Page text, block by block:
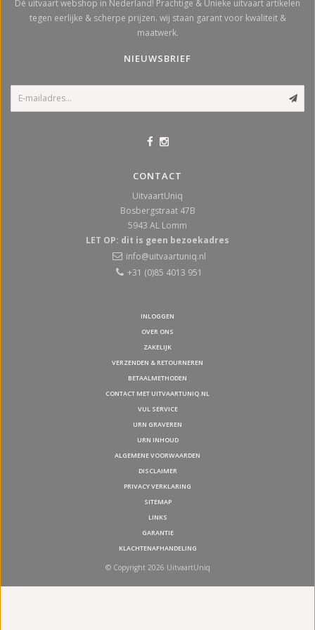
Dé uitvaart webshop in Nederland! Prachtige & Unieke uitvaart artikelen
tegen eerlijke & scherpe prijzen. wij staan garant voor kwaliteit &
maatwerk.
NIEUWSBRIEF
CONTACT
UitvaartUniq
Bosbergstraat 47B
5943 AL Lomm
LET OP: dit is geen bezoekadres
info@uitvaartuniq.nl
+31 (0)85 4013 951
INLOGGEN
OVER ONS
ZAKELIJK
VERZENDEN & RETOURNEREN
BETAALMETHODEN
CONTACT MET UITVAARTUNIQ.NL
VUL SERVICE
URN GRAVEREN
URN INHOUD
ALGEMENE VOORWAARDEN
DISCLAIMER
PRIVACY VERKLARING
SITEMAP
LINKS
GARANTIE
KLACHTENAFHANDELING
© Copyright 2026 UitvaartUniq